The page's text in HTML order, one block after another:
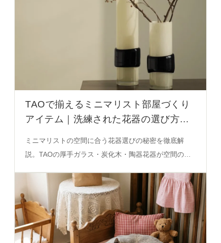
TAOで揃えるミニマリスト部屋づくり
アイテム｜洗練された花器の選び方と
ミニマリストの空間に合う花器選びの秘密を徹底解
説。TAOの厚手ガラス・炭化木・陶器花器が空間の質
見の決定版ガイド。